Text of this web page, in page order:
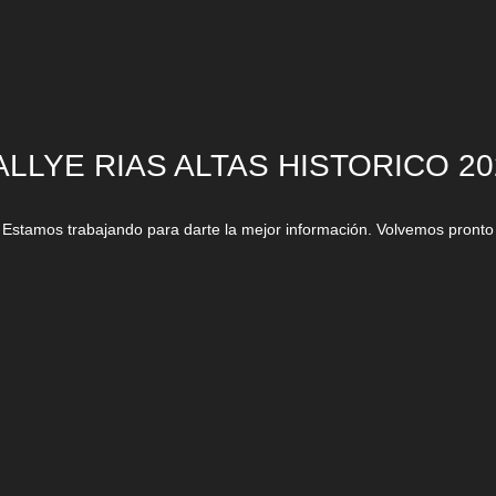
RIAS ALTAS HISTORICO
Estamos trabajando para darte la mejor información. Volvemos pronto